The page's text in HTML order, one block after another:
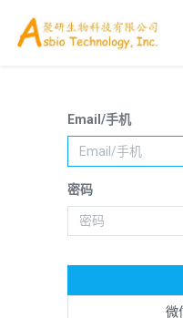
Email/手机
密码
微